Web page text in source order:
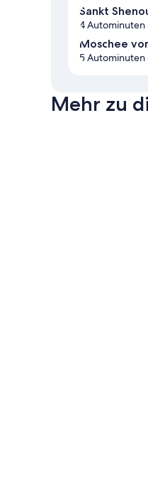
Sankt
4 Autominuten
Moschee
5 Autominuten
Mehr zu